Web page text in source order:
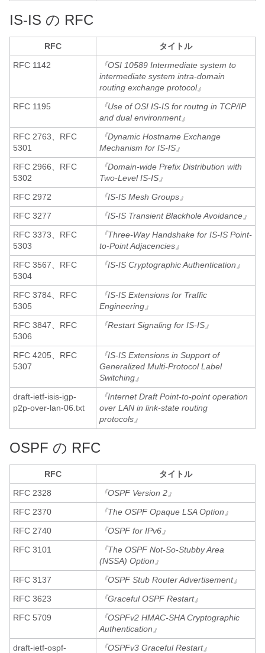
IS-IS の RFC
RFC
タイトル
RFC 1142
『OSI 10589 Intermediate system to
intermediate system intra-domain
routing exchange protocol』
RFC 1195
『Use of OSI IS-IS for routng in TCP/IP
and dual environment』
RFC 2763、RFC
5301
『Dynamic Hostname Exchange
Mechanism for IS-IS』
RFC 2966、RFC
5302
『Domain-wide Prefix Distribution with
Two-Level IS-IS』
RFC 2972
『IS-IS Mesh Groups』
RFC 3277
『IS-IS Transient Blackhole Avoidance』
RFC 3373、RFC
5303
『Three-Way Handshake for IS-IS Point-
to-Point Adjacencies』
RFC 3567、RFC
5304
『IS-IS Cryptographic Authentication』
RFC 3784、RFC
5305
『IS-IS Extensions for Traffic
Engineering』
RFC 3847、RFC
5306
『Restart Signaling for IS-IS』
RFC 4205、RFC
5307
『IS-IS Extensions in Support of
Generalized Multi-Protocol Label
Switching』
draft-ietf-isis-igp-
p2p-over-lan-06.txt
『Internet Draft Point-to-point operation
over LAN in link-state routing
protocols』
OSPF の RFC
RFC
タイトル
RFC 2328
『OSPF Version 2』
RFC 2370
『The OSPF Opaque LSA Option』
RFC 2740
『OSPF for IPv6』
RFC 3101
『The OSPF Not-So-Stubby Area
(NSSA) Option』
RFC 3137
『OSPF Stub Router Advertisement』
RFC 3623
『Graceful OSPF Restart』
RFC 5709
『OSPFv2 HMAC-SHA Cryptographic
Authentication』
draft-ietf-ospf-
『OSPFv3 Graceful Restart』